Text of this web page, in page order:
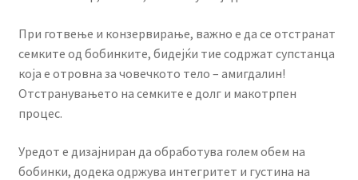
При готвење и конзервирање, важно е да се отстранат
семките од бобинките, бидејќи тие содржат супстанца
која е отровна за човечкото тело – амигдалин!
Отстранувањето на семките е долг и макотрпен
процес.
Уредот е дизајниран да обработува голем обем на
бобинки, додека одржува интегритет и густина на